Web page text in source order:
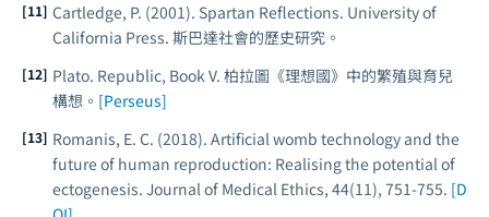
Cartledge, P. (2001). Spartan Reflections. University of
California Press. 斯巴達社會的歷史研究。
Plato. Republic, Book V. 柏拉圖《理想國》中的繁殖與育兒
構想。 [Perseus]
Romanis, E. C. (2018). Artificial womb technology and the
future of human reproduction: Realising the potential of
ectogenesis. Journal of Medical Ethics, 44(11), 751-755. [D